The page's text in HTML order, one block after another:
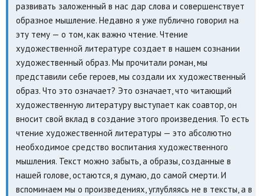
развивать заложенный в нас дар слова и совершенствует
образное мышление. Недавно я уже публично говорил на
эту тему — о том, как важно чтение. Чтение
художественной литературе создает в нашем сознании
художественный образ. Мы прочитали роман, мы
представили себе героев, мы создали их художественный
образ. Что это означает? Это означает, что читающий
художественную литературу выступает как соавтор, он
вносит свой вклад в создание этого произведения. То есть
чтение художественной литературы — это абсолютно
необходимое средство воспитания художественного
мышления. Текст можно забыть, а образы, созданные в
нашей голове, остаются, я думаю, до самой смерти. И
вспоминаем мы о произведениях, углубляясь не в тексты, а в